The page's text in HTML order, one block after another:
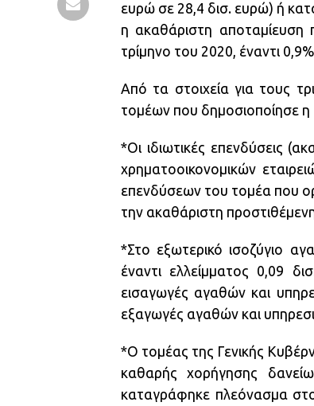
ευρώ σε 28,4 δισ. ευρώ) ή
η ακαθάριστη αποταμίευση
τρίμηνο του 2020, έναντι
Από τα στοιχεία για τους
τομέων που δημοσιοποίησε
*Οι ιδιωτικές επενδύσεις
χρηματοοικονομικών
επενδύσεων του τομέα που
την ακαθάριστη
*Στο εξωτερικό ισοζύγιο
έναντι ελλείμματος 0,09
εισαγωγές αγαθών και
εξαγωγές αγαθών και
*Ο τομέας της Γενικής
καθαρής χορήγησης
καταγράφηκε πλεόνασμα